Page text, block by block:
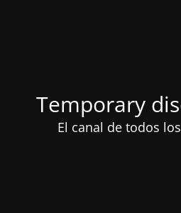
Temporary
El canal de todos